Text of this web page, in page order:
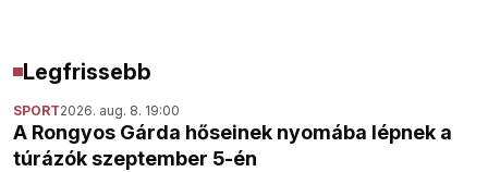
Legfrissebb
SPORT2026. aug. 8. 19:00
A Rongyos Gárda hőseinek nyomába lépnek a
túrázók szeptember 5-én